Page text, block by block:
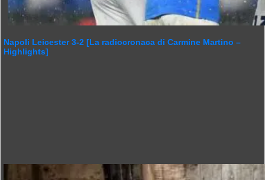
Napoli Leicester 3-2 [La radiocronaca di Carmine Martino –
Highlights]